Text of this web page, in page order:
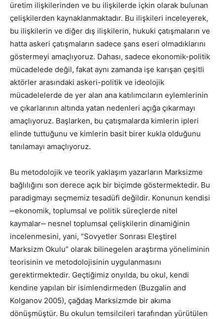
üretim ilişkilerinden ve bu ilişkilerde içkin olarak bulunan
çelişkilerden kaynaklanmaktadır. Bu ilişkileri inceleyerek,
bu ilişkilerin ve diğer dış ilişkilerin, hukuki çatışmaların ve
hatta askeri çatışmaların sadece şans eseri olmadıklarını
göstermeyi amaçlıyoruz. Dahası, sadece ekonomik-politik
mücadelede değil, fakat aynı zamanda işe karışan çeşitli
aktörler arasındaki askeri-politik ve ideolojik
mücadelelerde de yer alan ana katılımcıların eylemlerinin
ve çıkarlarının altında yatan nedenleri açığa çıkarmayı
amaçlıyoruz. Başlarken, bu çatışmalarda kimlerin ipleri
elinde tuttuğunu ve kimlerin basit birer kukla olduğunu
tanılamayı amaçlıyoruz.
Bu metodolojik ve teorik yaklaşım yazarların Marksizme
bağlılığını son derece açık bir biçimde göstermektedir. Bu
paradigmayı seçmemiz tesadüfi değildir. Konunun kendisi
‒ekonomik, toplumsal ve politik süreçlerde nitel
kaymalar‒ nesnel toplumsal çelişkilerin dinamiğinin
incelenmesini, yani, “Sovyetler Sonrası Eleştirel
Marksizm Okulu” olarak bilinegelen araştırma yöneliminin
teorisinin ve metodolojisinin uygulanmasını
gerektirmektedir. Geçtiğimiz onyılda, bu okul, kendi
kendine yapılan bir isimlendirmeden (Buzgalin and
Kolganov 2005), çağdaş Marksizmde bir akıma
dönüşmüştür. Bu okulun temsilcileri tarafından yürütülen